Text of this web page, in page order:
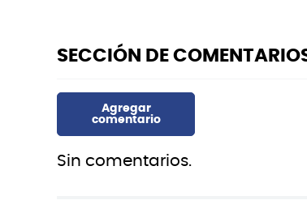
Sin comentarios.